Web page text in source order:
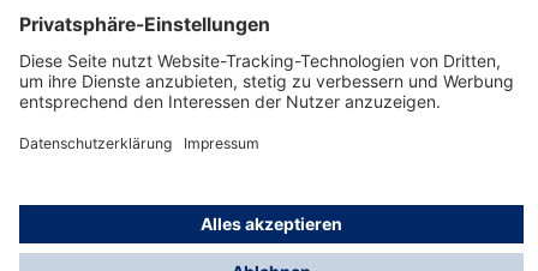
Über Dräger
Informationen
© Dräger Austria GmbH, 2024
* Alle Preise exkl. gesetzl. Mehrwertsteuer zzgl.